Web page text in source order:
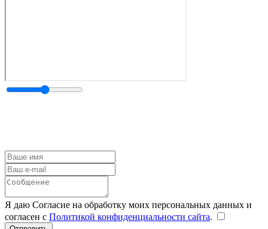
Я даю Согласие на обработку моих персональных данных и
согласен с Политикой конфиденциальности сайта.